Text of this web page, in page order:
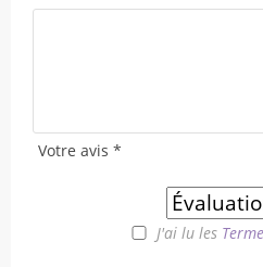
Votre avis *
J'ai lu les